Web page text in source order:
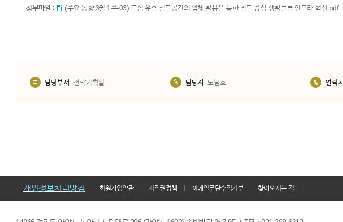
첨부파일 : (주요 동향 3월 1주-03) 도심 유휴 철도공간의 입체 활용을 통한 철도 중심 생활물류 인프라 혁신.pdf
담당부서 전략기획실 담당자 도남호 연락처
개인정보처리방침 회원가입약관 저작권정책 이메일무단수집거부 찾아오시는 길